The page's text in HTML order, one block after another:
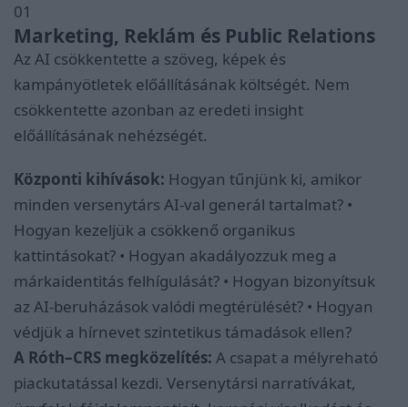
01
Marketing, Reklám és Public Relations
Az AI csökkentette a szöveg, képek és
kampányötletek előállításának költségét. Nem
csökkentette azonban az eredeti insight
előállításának nehézségét.
Központi kihívások: Hogyan tűnjünk ki, amikor
minden versenytárs AI-val generál tartalmat? •
Hogyan kezeljük a csökkenő organikus
kattintásokat? • Hogyan akadályozzuk meg a
márkaidentitás felhígulását? • Hogyan bizonyítsuk
az AI-beruházások valódi megtérülését? • Hogyan
védjük a hírnevet szintetikus támadások ellen?
A Róth–CRS megközelítés: A csapat a mélyreható
piackutatással kezdi. Versenytársi narratívákat,